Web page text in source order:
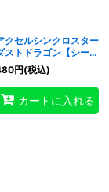
クセルシンクロスター
ストドラゴン【シーク
ット】{HC01-
《シンクロ》
円(税込)
カートに入れる